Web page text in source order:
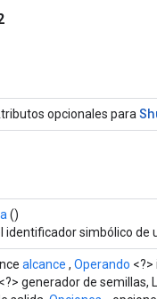
opcionales para
()
identificador simbólico de
alcance , Operando
<?> generador de semillas,